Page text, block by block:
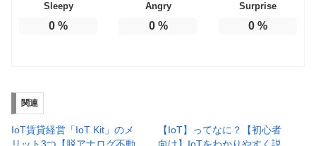
Sleepy
0 %
Angry
0%
Surprise
0%
関連
IoT賃貸経営「IoT Kit」のメ
【IoT】ってなに？【初心者